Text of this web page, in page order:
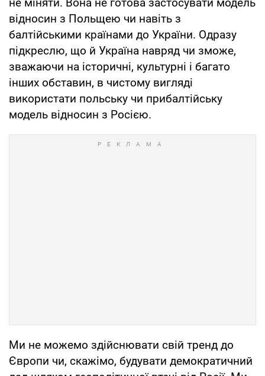
відносин з Польщею чи навіть з
балтійськими країнами до України. Одразу
підкреслю, що й Україна навряд чи зможе,
зважаючи на історичні, культурні і багато
інших обставин, в чистому вигляді
використати польську чи прибалтійську
модель відносин з Росією.
Ми не можемо здійснювати свій тренд до
Європи чи, скажімо, будувати демократичний